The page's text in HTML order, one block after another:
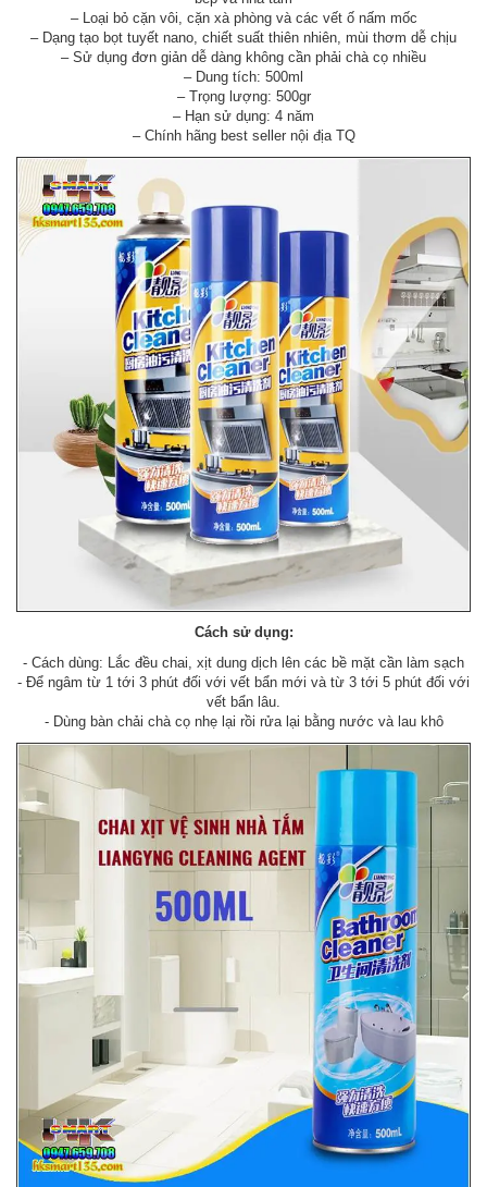
– Loại bỏ cặn vôi, cặn xà phòng và các vết ố nấm mốc
– Dạng tạo bọt tuyết nano, chiết suất thiên nhiên, mùi thơm dễ chịu
– Sử dụng đơn giản dễ dàng không cần phải chà cọ nhiều
– Dung tích: 500ml
– Trọng lượng: 500gr
– Hạn sử dụng: 4 năm
– Chính hãng best seller nội địa TQ
Cách sử dụng:
- Cách dùng: Lắc đều chai, xịt dung dịch lên các bề mặt cần làm sạch
- Để ngâm từ 1 tới 3 phút đối với vết bẩn mới và từ 3 tới 5 phút đối với
vết bẩn lâu.
- Dùng bàn chải chà cọ nhẹ lại rồi rửa lại bằng nước và lau khô